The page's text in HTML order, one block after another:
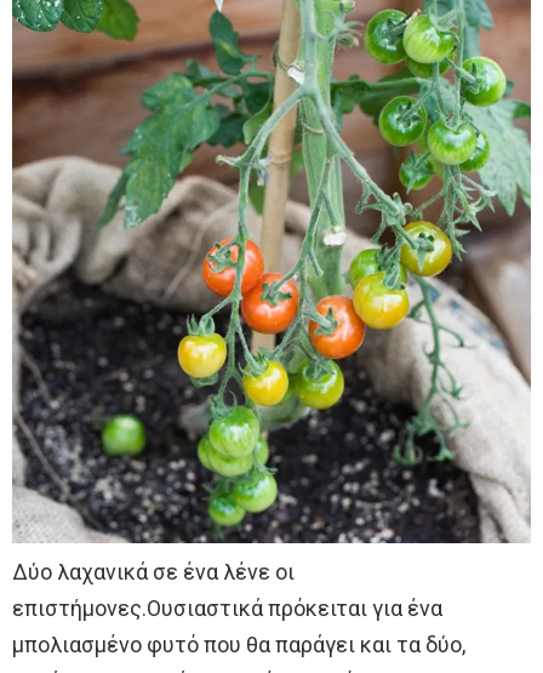
Δύο λαχανικά σε ένα λένε οι
επιστήμονες.Ουσιαστικά πρόκειται για ένα
μπολιασμένο φυτό που θα παράγει και τα δύο,